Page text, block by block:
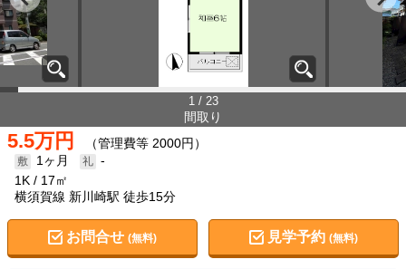
1 / 23
間取り
5.5万円 （管理費等 2000円）
1ヶ月
-
1K
17㎡
横須賀線 新川崎駅 徒歩15分
お問合せ (無料) 見学予約(無料)